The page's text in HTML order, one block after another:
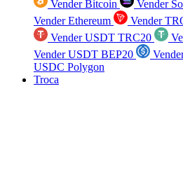
Vender Bitcoin Vender
Vender Ethereum
Vender
Vender USDT TRC20
Vender USDT BEP20
USDC Polygon
Troca